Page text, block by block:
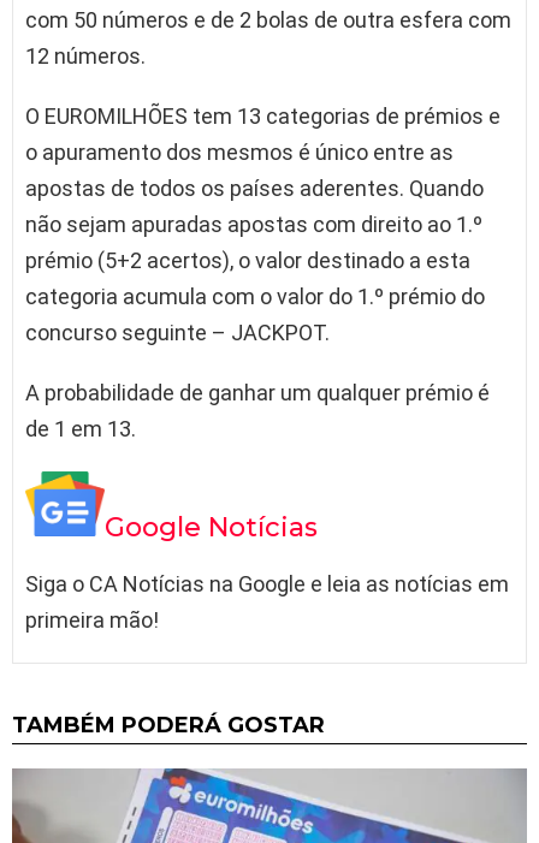
com 50 números e de 2 bolas de outra esfera com
12 números.
O EUROMILHÕES tem 13 categorias de prémios e
o apuramento dos mesmos é único entre as
apostas de todos os países aderentes. Quando
não sejam apuradas apostas com direito ao 1.º
prémio (5+2 acertos), o valor destinado a esta
categoria acumula com o valor do 1.º prémio do
concurso seguinte – JACKPOT.
A probabilidade de ganhar um qualquer prémio é
de 1 em 13.
Google Notícias
Siga o CA Notícias na Google e leia as notícias em
primeira mão!
TAMBÉM PODERÁ GOSTAR